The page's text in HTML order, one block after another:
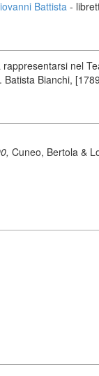
Battista-
nel
Bianchi,
Cuneo, Bertola &